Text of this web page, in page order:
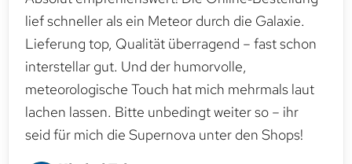
lief schneller als ein Meteor durch die Galaxie.
Lieferung top, Qualität überragend – fast schon
interstellar gut. Und der humorvolle,
meteorologische Touch hat mich mehrmals laut
lachen lassen. Bitte unbedingt weiter so – ihr
seid für mich die Supernova unter den Shops!